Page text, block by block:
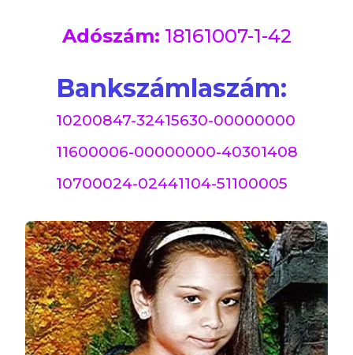
Adószám: 18161007-1-42
Bankszámlaszám:
10200847-32415630-00000000
11600006-00000000-40301408
10700024-02441104-51100005